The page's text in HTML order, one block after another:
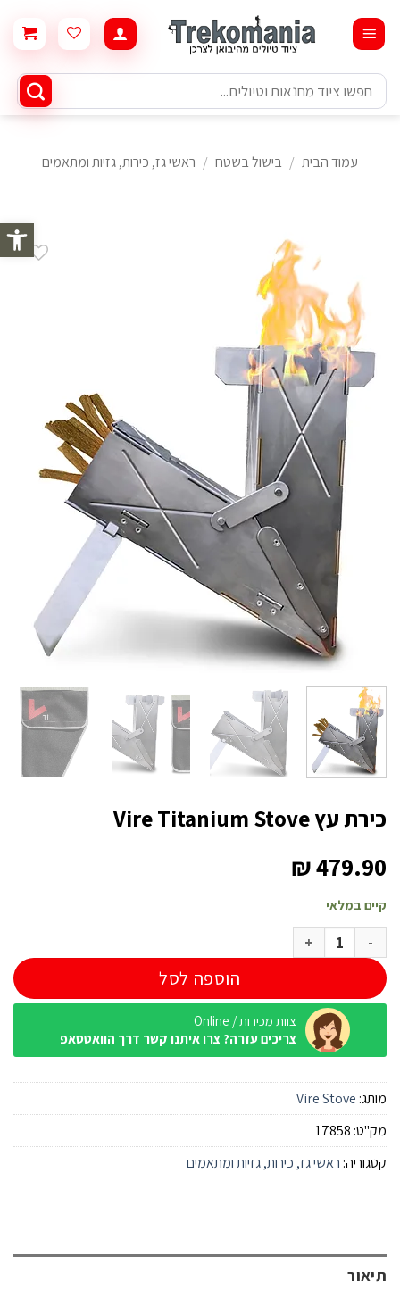
פתח
content
חיפוש
עבור:
עמוד הבית / בישול בשטח / ראשי גז, כירות, גזיות ומתאמים
כירת עץ Vire Titanium Stove
₪479.90
קיים במלאי
כמות של כירת עץ Vire Titanium Stove
הוספה לסל
צוות מכירות / Online
צריכים עזרה? צרו איתנו קשר דרך הוואטסאפ
מותג: Vire Stove
מק"ט: 17858
קטגוריה: ראשי גז, כירות, גזיות ומתאמים
תיאור